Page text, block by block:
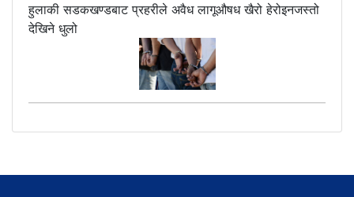
हुलाकी सडकखण्डबाट प्रहरीले अवैध लागूऔषध खैरो हेरोइनजस्तो
देखिने धुलो